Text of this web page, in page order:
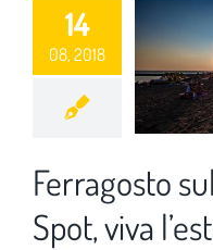
14
08, 2018
Ferragosto
Spot, viva